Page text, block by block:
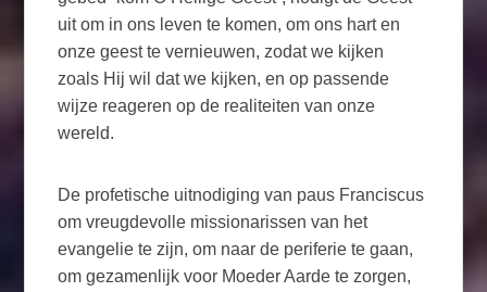
uit om in ons leven te komen, om ons hart en
onze geest te vernieuwen, zodat we kijken
zoals Hij wil dat we kijken, en op passende
wijze reageren op de realiteiten van onze
wereld.
De profetische uitnodiging van paus Franciscus
om vreugdevolle missionarissen van het
evangelie te zijn, om naar de periferie te gaan,
om gezamenlijk voor Moeder Aarde te zorgen,